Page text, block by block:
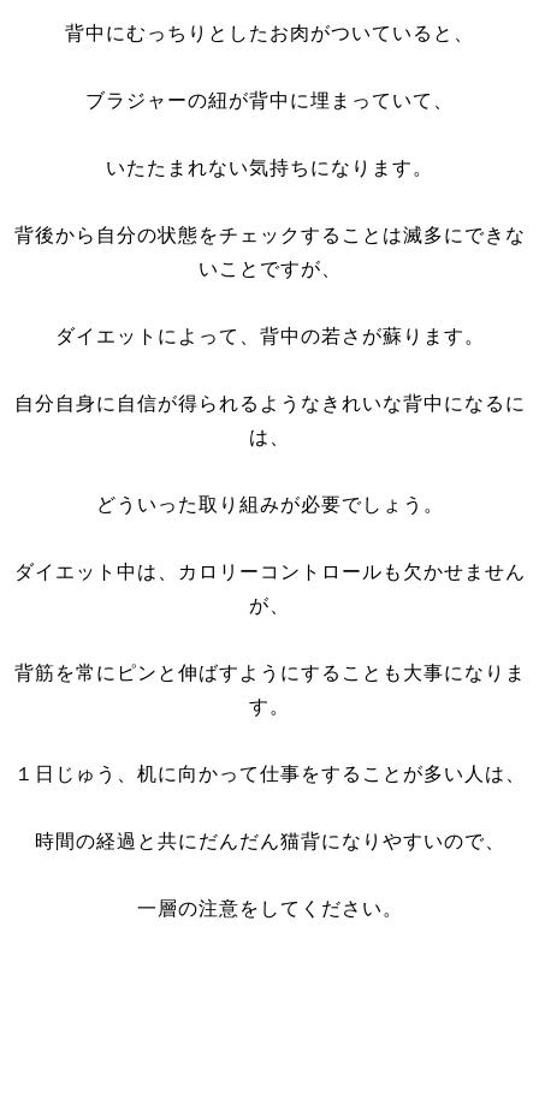
背中にむっちりとしたお肉がついていると、
ブラジャーの紐が背中に埋まっていて、
いたたまれない気持ちになります。
背後から自分の状態をチェックすることは滅多にできな
いことですが、
ダイエットによって、背中の若さが蘇ります。
自分自身に自信が得られるようなきれいな背中になるに
は、
どういった取り組みが必要でしょう。
ダイエット中は、カロリーコントロールも欠かせません
が、
背筋を常にピンと伸ばすようにすることも大事になりま
す。
１日じゅう、机に向かって仕事をすることが多い人は、
時間の経過と共にだんだん猫背になりやすいので、
一層の注意をしてください。